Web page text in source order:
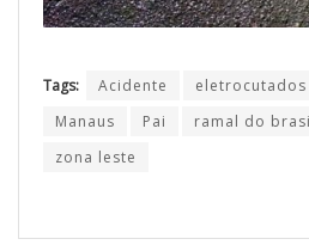
Tags: Acidente eletrocutados
Manaus
Pai
ramal do
zona leste